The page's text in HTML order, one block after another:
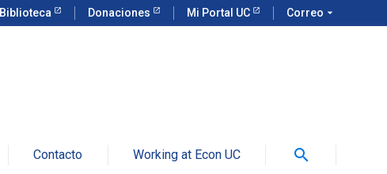
Biblioteca Donaciones Mi Portal UC Correo arrow_drop_down
Contacto Working at Econ UC search